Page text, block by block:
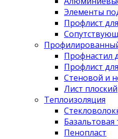
Элементы
Профлист
Профнастил
Профлист
Стеновой и
Лист плоский
Теплоизоляция
Базальтовая
Пенопласт